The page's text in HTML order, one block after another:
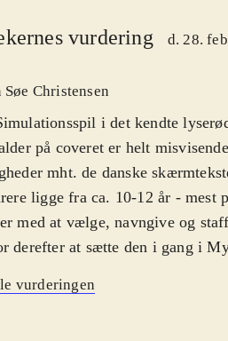
vurdering d. 28.
Søe Christensen
i det kendte
på coveret er helt
mht. de danske
ligge fra ca. 10-12 år - mest
med at vælge, navngive og
derefter at sætte den i gang i
med mål i fx at finde job,
vurderingen